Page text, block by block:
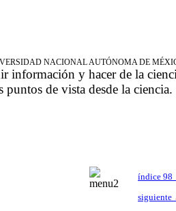
NACIONAL AUTÓNOMA DE
información y hacer de la
de vista desde la ciencia.
índice 98
siguiente